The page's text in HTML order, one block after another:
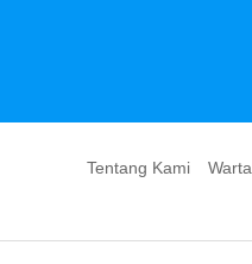
Tentang Kami Warta